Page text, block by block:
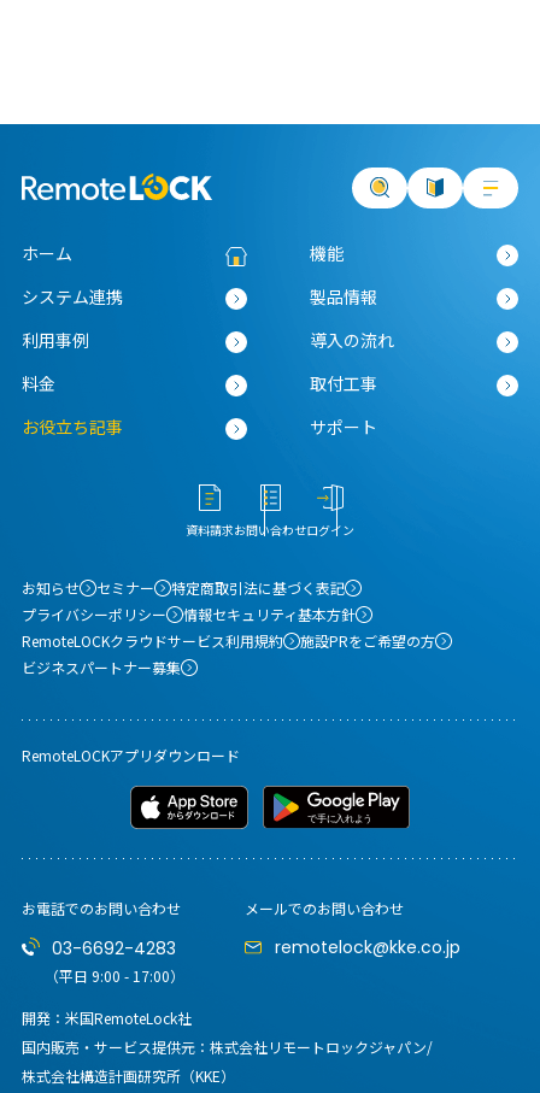
お電話でのお問い合わせ
03-6692-4283
（平日 9:00 - 17:00）
メールでのお問い合わせ
remotelock@kke.co.jp
開発：米国RemoteLock社
国内販売・サービス提供元： 株式会社リモートロックジャパン/
株式会社構造計画研究所（KKE）
ホーム
機能
システム連携
製品情報
利用事例
導入の流れ
料金
取付工事
お役立ち記事
サポート
資料請求お問い合わせログイン
お知らせ セミナー
特定商取引法に基づく表記
プライバシーポリシー
情報セキュリティ基本方針
RemoteLOCKクラウドサービス利用規約
施設PRをご希望の方
ビジネスパートナー募集
RemoteLOCKアプリダウンロード